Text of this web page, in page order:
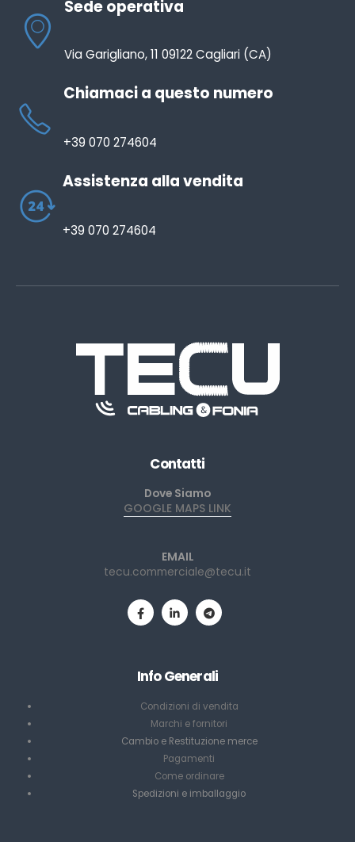
Sede operativa
Via Garigliano, 11 09122 Cagliari (CA)
Chiamaci a questo numero
+39 070 274604
Assistenza alla vendita
+39 070 274604
Contatti
Dove Siamo
GOOGLE MAPS LINK
EMAIL
tecu.commerciale@tecu.it
Info Generali
Condizioni di vendita
Marchi e fornitori
Cambio e Restituzione merce
Pagamenti
Come ordinare
Spedizioni e imballaggio